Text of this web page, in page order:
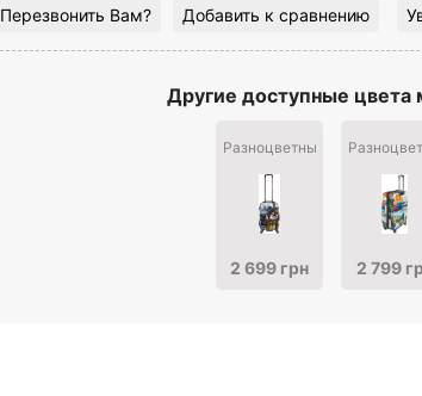
Перезвонить Вам? Добавить к сравнению
Другие доступные цвета
Разноцветный
2 699 грн 2 799